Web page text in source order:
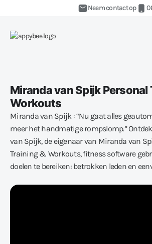
Neem contact op
Miranda van Spijk Personal
Workouts
Miranda van Spijk : “Nu gaat alles
meer het handmatige rompslomp.”
van Spijk, de eigenaar van Miranda van
Training & Workouts, fitness software
doelen te bereiken: betrokken leden en